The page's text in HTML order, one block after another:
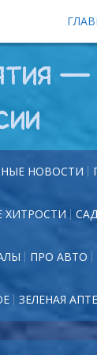
—
НОВОСТИ
ХИТРОСТИ
ПРО АВТО
ЗЕЛЕНАЯ